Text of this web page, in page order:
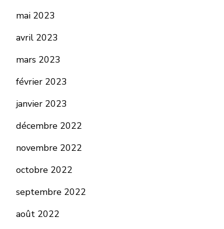
mai 2023
avril 2023
mars 2023
février 2023
janvier 2023
décembre 2022
novembre 2022
octobre 2022
septembre 2022
août 2022